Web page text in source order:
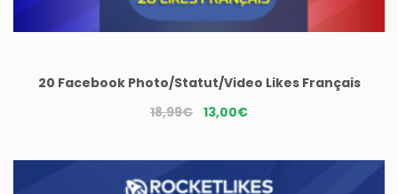
20 Facebook Photo/Statut/Video Likes Français
18,99€ Le
initial
était :
13,00€Le
actuel
est :